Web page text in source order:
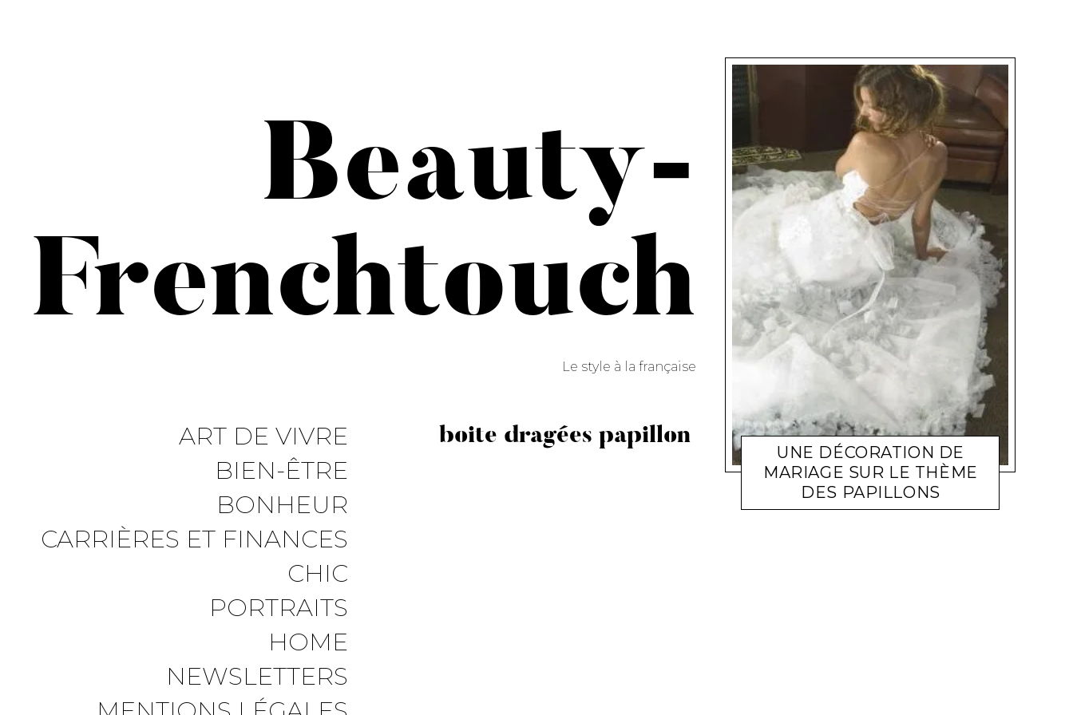
Beauty-
Frenchtouch
Le style à la française
ART DE VIVRE
BIEN-ÊTRE
BONHEUR
CARRIÈRES ET FINANCES
CHIC
PORTRAITS
HOME
NEWSLETTERS
boite dragées papillon
UNE DÉCORATION DE
MARIAGE SUR LE THÈME
DES PAPILLONS
FÊTES ELENA572002 15 JUIN 2014